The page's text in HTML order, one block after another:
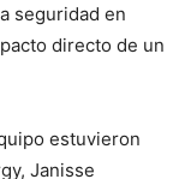
seguridad en
directo de un
estuvieron
Janisse